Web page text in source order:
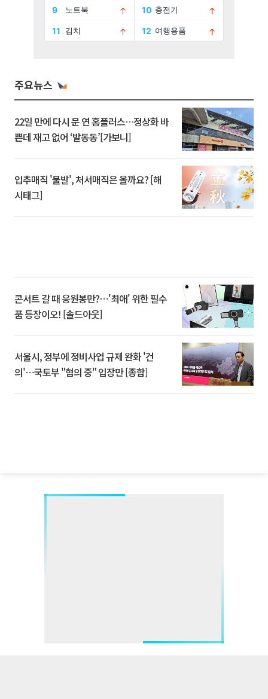
주요뉴스
22일 만에 다시 문 연 홈플러스…정상화 바
쁜데 재고 없어 ‘발동동’[가보니]
입추매직 '불발', 처서매직은 올까요? [해
시태그]
콘서트 갈 때 응원봉만?⋯'최애' 위한 필수
품 등장이오! [솔드아웃]
서울시, 정부에 정비사업 규제 완화 '건
의'⋯국토부 "협의 중" 입장만 [종합]